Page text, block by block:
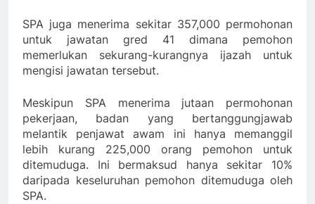
SPA juga menerima sekitar 357,000 permohonan
untuk jawatan gred 41 dimana pemohon
memerlukan sekurang-kurangnya ijazah untuk
mengisi jawatan tersebut.
Meskipun SPA menerima jutaan permohonan
pekerjaan, badan yang bertanggungjawab
melantik penjawat awam ini hanya memanggil
lebih kurang 225,000 orang pemohon untuk
ditemuduga. Ini bermaksud hanya sekitar 10%
daripada keseluruhan pemohon ditemuduga oleh
SPA.